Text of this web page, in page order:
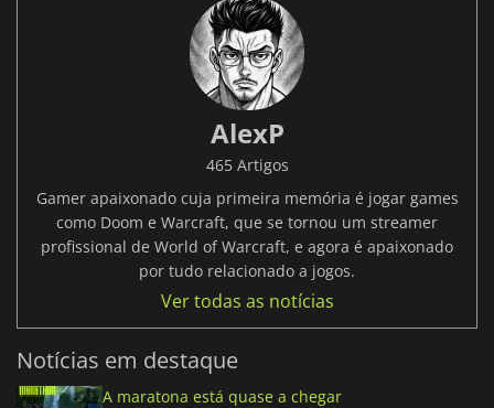
AlexP
465 Artigos
Gamer apaixonado cuja primeira memória é jogar games
como Doom e Warcraft, que se tornou um streamer
profissional de World of Warcraft, e agora é apaixonado
por tudo relacionado a jogos.
Ver todas as notícias
Notícias em destaque
A maratona está quase a chegar